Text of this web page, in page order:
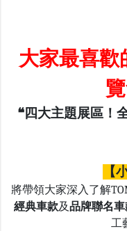
大家最喜歡
❝四大主題展區！
【
將帶領大家深入了解
經典車款及品牌聯名車
工